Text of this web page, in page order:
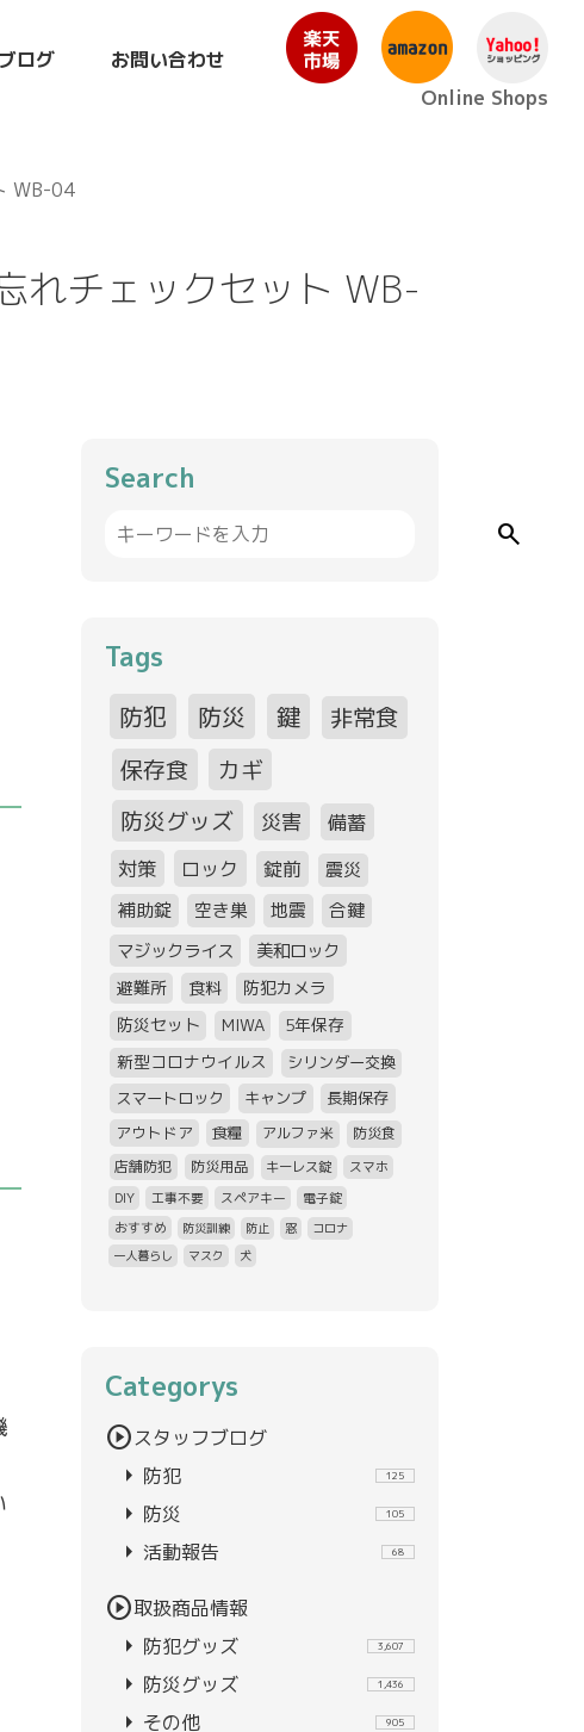
ログ
お問い合わせ
Online Shops
WB-04
れチェックセット WB-
Search
search
Tags
防犯 防災 鍵 非常食
保存食
カギ
防災グッズ
災害
備蓄
対策
ロック 錠前
震災
補助錠
空き巣 地震
合鍵
マジックライス
美和ロック
避難所 食料
防犯カメラ
防災セット
MIWA
5年保存
新型コロナウイルス
シリンダー交換
スマートロック
キャンプ
長期保存
アウトドア
食糧 アルファ米
防災食
店舗防犯
防災用品 キーレス錠
スマホ
DIY
工事不要 スペアキー
電子錠
おすすめ
防災訓練 防止 窓
コロナ
一人暮らし
マスク 犬
Categorys
play_circleスタッフブログ
arrow_right 防犯 125
arrow_right 防災 105
arrow_right 活動報告 68
play_circle取扱商品情報
arrow_right 防犯グッズ 3,607
arrow_right 防災グッズ 1,436
arrow_right その他 905